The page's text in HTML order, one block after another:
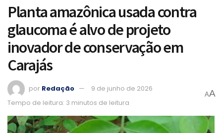
Planta amazônica usada contra
glaucoma é alvo de projeto
inovador de conservação em
Carajás
por Redação
9 de junho de 2026
Tempo de leitura: 3 minutos de leitura
AA